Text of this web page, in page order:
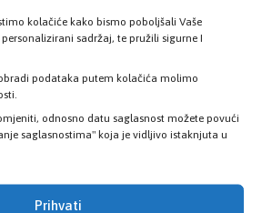
kolačiće kako bismo poboljšali Vaše
sadržaj, te pružili sigurne I
podataka putem kolačića molimo
odnosno datu saglasnost možete povući
saglasnostima" koja je vidljivo istaknjuta u
Prihvati
vaše elektronske
kartice
STATUS